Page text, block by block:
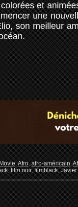
et
une
son meilleur
,Afro,afro-américain,
,film noir,filmblack,